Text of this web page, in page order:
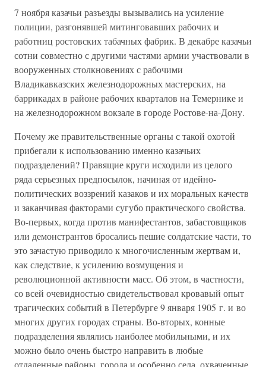
7 ноября казачьи разъезды вызывались на усиление
полиции, разгонявшей митинговавших рабочих и
работниц ростовских табачных фабрик. В декабре казачьи
сотни совместно с другими частями армии участвовали в
вооруженных столкновениях с рабочими
Владикавказских железнодорожных мастерских, на
баррикадах в районе рабочих кварталов на Темернике и
на железнодорожном вокзале в городе Ростове-на-Дону.
Почему же правительственные органы с такой охотой
прибегали к использованию именно казачьих
подразделений? Правящие круги исходили из целого
ряда серьезных предпосылок, начиная от идейно-
политических воззрений казаков и их моральных качеств
и заканчивая факторами сугубо практического свойства.
Во-первых, когда против манифестантов, забастовщиков
или демонстрантов бросались пешие солдатские части, то
это зачастую приводило к многочисленным жертвам и,
как следствие, к усилению возмущения и
революционной активности масс. Об этом, в частности,
со всей очевидностью свидетельствовал кровавый опыт
трагических событий в Петербурге 9 января 1905 г. и во
многих других городах страны. Во-вторых, конные
подразделения являлись наиболее мобильными, и их
можно было очень быстро направить в любые
отдаленные районы, города и особенно села, охваченные